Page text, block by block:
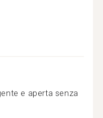
e aperta senza